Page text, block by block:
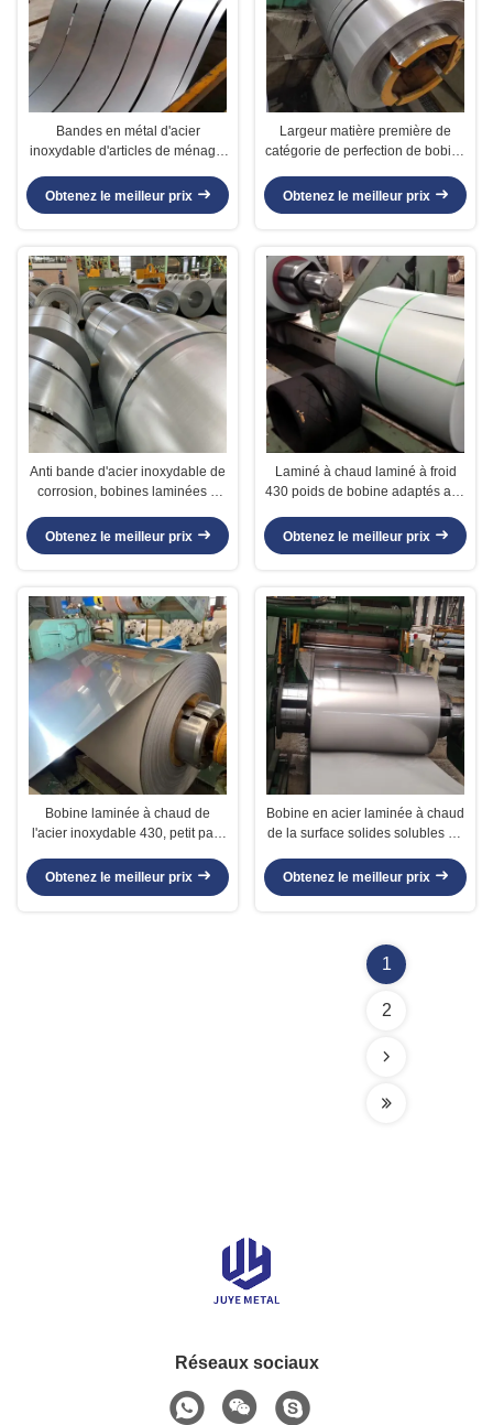
Bandes en métal d'acier
inoxydable d'articles de ménage,
inoxydable 430
Obtenez le meilleur prix
Largeur matière première de
catégorie de perfection de bobine
600mm - de 730mm
Obtenez le meilleur prix
Anti bande d'acier inoxydable de
corrosion, bobines laminées à
d'approbation de la CE
Obtenez le meilleur prix
Laminé à chaud laminé à froid
430 poids de bobine adaptés aux
d'acier inoxydable
Obtenez le meilleur prix
Bobine laminée à chaud de
l'acier inoxydable 430, petit pain
finition No.1
Obtenez le meilleur prix
Bobine en acier laminée à chaud
de la surface solides solubles de
l'épaisseur solides solubles de
Obtenez le meilleur prix
1
2
Réseaux sociaux